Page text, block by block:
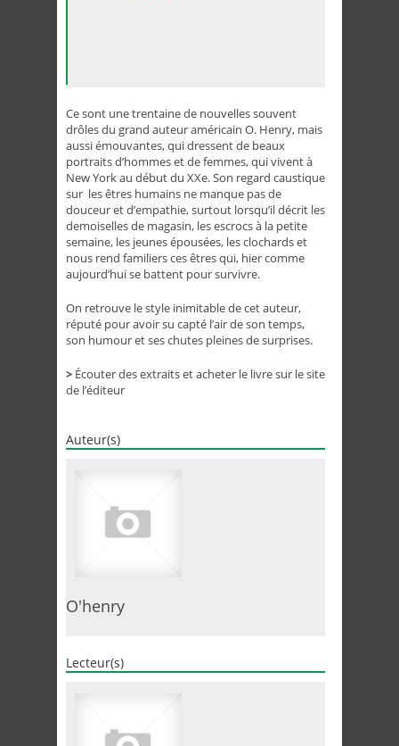
Ce sont une trentaine de nouvelles souvent
drôles du grand auteur américain O. Henry, mais
aussi émouvantes, qui dressent de beaux
portraits d’hommes et de femmes, qui vivent à
New York au début du XXe. Son regard caustique
sur les êtres humains ne manque pas de
douceur et d’empathie, surtout lorsqu’il décrit les
demoiselles de magasin, les escrocs à la petite
semaine, les jeunes épousées, les clochards et
nous rend familiers ces êtres qui, hier comme
aujourd’hui se battent pour survivre.
On retrouve le style inimitable de cet auteur,
réputé pour avoir su capté l’air de son temps,
son humour et ses chutes pleines de surprises.
> Écouter des extraits et acheter le livre sur le site
de l’éditeur
Auteur(s)
O'henry
Lecteur(s)